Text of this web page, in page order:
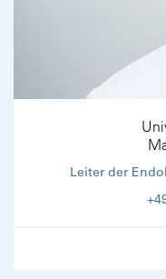
Leiter der